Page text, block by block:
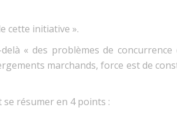
cette initiative ».
« des problèmes de
marchands, force est de
résumer en 4 points :